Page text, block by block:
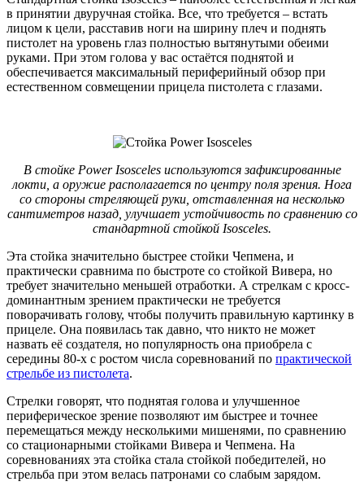
в принятии двуручная стойка. Все, что требуется – встать
лицом к цели, расставив ноги на ширину плеч и поднять
пистолет на уровень глаз полностью вытянутыми обеими
руками. При этом голова у вас остаётся поднятой и
обеспечивается максимальный периферийный обзор при
естественном совмещении прицела пистолета с глазами.
В стойке Power Isosceles используются зафиксированные
локти, а оружие располагается по центру поля зрения. Нога
со стороны стреляющей руки, отставленная на несколько
сантиметров назад, улучшает устойчивость по сравнению со
стандартной стойкой Isosceles.
Эта стойка значительно быстрее стойки Чепмена, и
практически сравнима по быстроте со стойкой Вивера, но
требует значительно меньшей отработки. А стрелкам с кросс-
доминантным зрением практически не требуется
поворачивать голову, чтобы получить правильную картинку в
прицеле. Она появилась так давно, что никто не может
назвать её создателя, но популярность она приобрела с
середины 80-х с ростом числа соревнований по практической
стрельбе из пистолета.
Стрелки говорят, что поднятая голова и улучшенное
периферическое зрение позволяют им быстрее и точнее
перемещаться между несколькими мишенями, по сравнению
со стационарными стойками Вивера и Чепмена. На
соревнованиях эта стойка стала стойкой победителей, но
стрельба при этом велась патронами со слабым зарядом.